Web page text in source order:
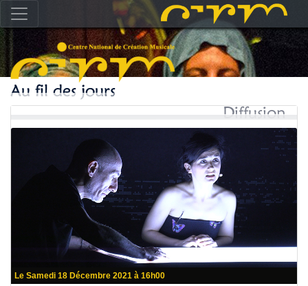
Le Samedi 18 Décembre 2021 à 16h00